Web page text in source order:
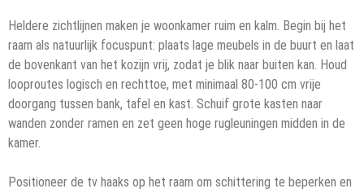
Heldere zichtlijnen maken je woonkamer ruim en kalm. Begin bij het
raam als natuurlijk focuspunt: plaats lage meubels in de buurt en laat
de bovenkant van het kozijn vrij, zodat je blik naar buiten kan. Houd
looproutes logisch en rechttoe, met minimaal 80-100 cm vrije
doorgang tussen bank, tafel en kast. Schuif grote kasten naar
wanden zonder ramen en zet geen hoge rugleuningen midden in de
kamer.
Positioneer de tv haaks op het raam om schittering te beperken en